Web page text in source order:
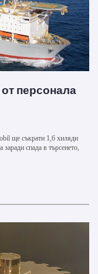
персонала
ще съкрати 1,6 хиляди
спада в търсенето,